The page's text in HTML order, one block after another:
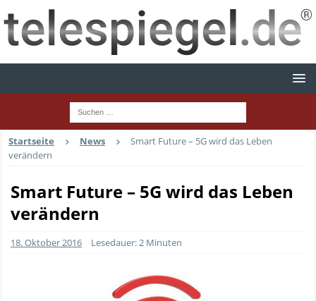
Startseite News
Smart Future – 5G wird das Leben
verändern
Smart Future – 5G wird das Leben
verändern
18. Oktober 2016 Lesedauer: 2 Minuten